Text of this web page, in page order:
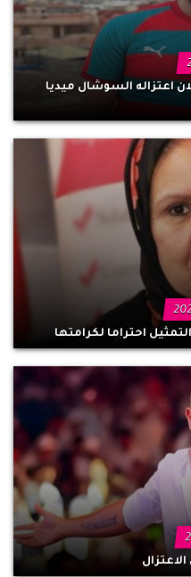
اعتزاله السوشال ميديا
احتراما لكرامتها